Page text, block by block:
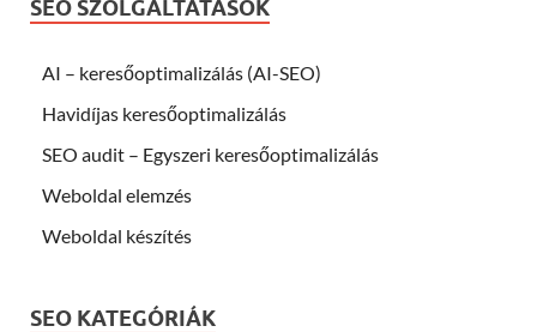
SEO SZOLGÁLTATÁSOK
AI – keresőoptimalizálás (AI-SEO)
Havidíjas keresőoptimalizálás
SEO audit – Egyszeri keresőoptimalizálás
Weboldal elemzés
Weboldal készítés
SEO KATEGÓRIÁK